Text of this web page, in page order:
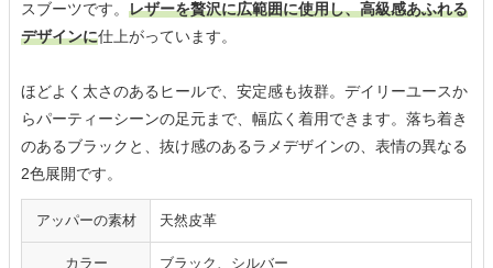
スブーツです。 レザーを贅沢に広範囲に使用し、高級感あふれる
デザインに仕上がっています。
ほどよく太さのあるヒールで、安定感も抜群。デイリーユースか
らパーティーシーンの足元まで、幅広く着用できます。落ち着き
のあるブラックと、抜け感のあるラメデザインの、表情の異なる
2色展開です。
アッパーの素材 天然皮革
カラー ブラック、シルバー